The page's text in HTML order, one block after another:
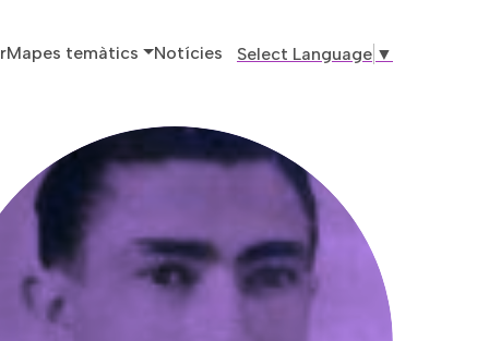
principal
Mapes temàtics Notícies Select Language ▼